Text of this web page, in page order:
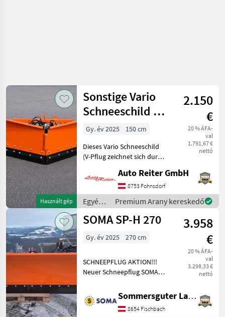
Használt gép
Sonstige Vario
Schneeschild ab
1,50m breite
2.150
€
20 % ÁFA-
val
1.791,67 €
nettó
Gy. év 2025
150 cm
Dieses Vario Schneeschild
(V-Pflug zeichnet sich durch
der tollen
Zusatzausstattung aus. Es
ist hydraulisch verstellbar.
Serienausstattung:
Auto Reiter GmbH
8753 Fohnsdorf
Egyéb
traktor
tartozékok
Sonstige
Premium Arany kereskedő
SOMA SP-H 270
3.958
€
20 % ÁFA-
val
3.298,33 €
nettó
Gy. év 2025 270 cm
SCHNEEPFLUG AKTION!!!
Neuer Schneepflug SOMA
Schürfleiste aus Maganstahl
-Geschraubte Puffer -Hydr.
Schwenkwinkelverstellung
Sommersguter Landmaschinen GmbH
8654 Fischbach